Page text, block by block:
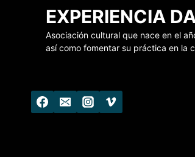
EXPERIENCIA
Asociación cultural que nace en el
así como fomentar su práctica en la